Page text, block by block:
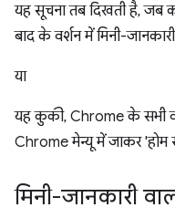
यह सूचना तब दिखती है, जब
बाद के वर्शन में मिनी-
या
यह कुकी, Chrome के सभी
Chrome मेन्यू में जाकर 'होम
मिनी-जानकारी